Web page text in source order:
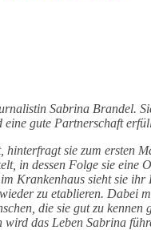
Sabrina Brandel.
gute Partnerschaft
sie zum ersten
in dessen Folge sie eine
Krankenhaus sieht sie
zu etablieren. Dabei
die sie gut zu
das Leben Sabrina